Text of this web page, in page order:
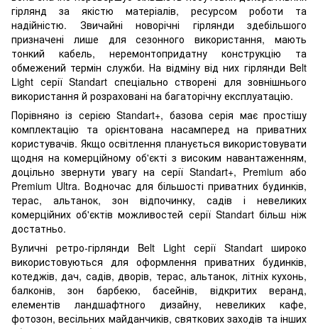
гірлянд за якістю матеріалів, ресурсом роботи та
надійністю. Звичайні новорічні гірлянди здебільшого
призначені лише для сезонного використання, мають
тонкий кабель, неремонтопридатну конструкцію та
обмежений термін служби. На відміну від них гірлянди Belt
Light серії Standart спеціально створені для зовнішнього
використання й розраховані на багаторічну експлуатацію.
Порівняно із серією Standart+, базова серія має простішу
комплектацію та орієнтована насамперед на приватних
користувачів. Якщо освітлення планується використовувати
щодня на комерційному об'єкті з високим навантаженням,
доцільно звернути увагу на серії Standart+, Premium або
Premium Ultra. Водночас для більшості приватних будинків,
терас, альтанок, зон відпочинку, садів і невеликих
комерційних об'єктів можливостей серії Standart більш ніж
достатньо.
Вуличні ретро-гірлянди Belt Light серії Standart широко
використовуються для оформлення приватних будинків,
котеджів, дач, садів, дворів, терас, альтанок, літніх кухонь,
балконів, зон барбекю, басейнів, відкритих веранд,
елементів ландшафтного дизайну, невеликих кафе,
фотозон, весільних майданчиків, святкових заходів та інших